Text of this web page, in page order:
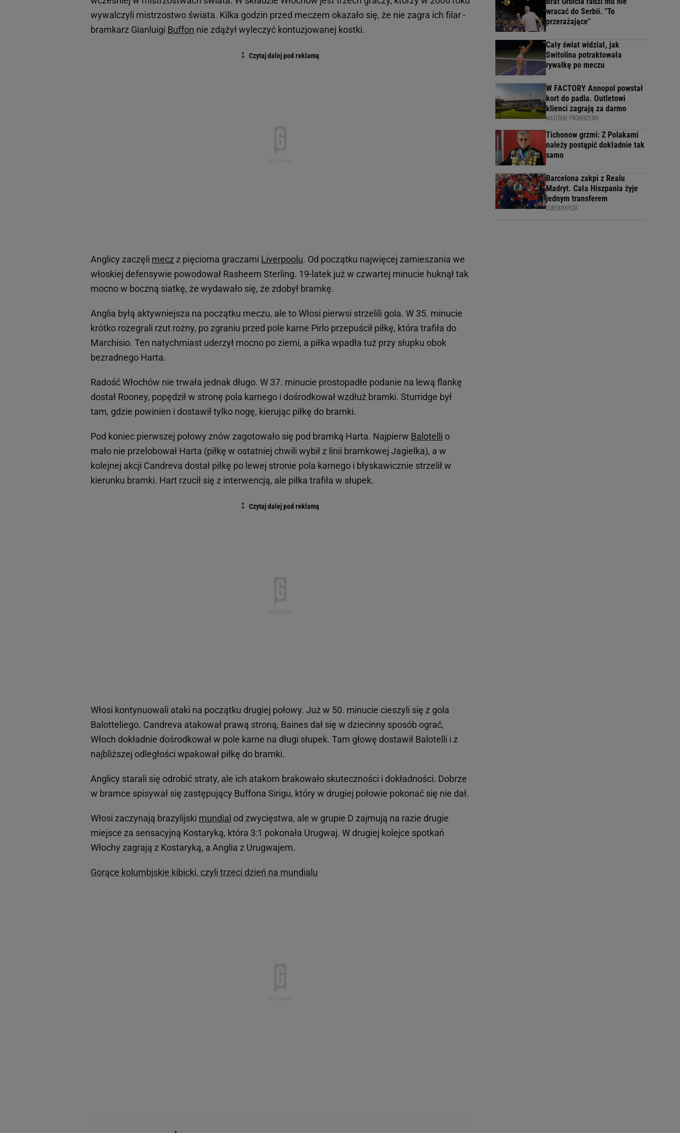
wywalczyli mistrzostwo świata. Kilka godzin przed meczem okazało się, że nie zagra ich filar -
bramkarz Gianluigi Buffon nie zdążył wyleczyć kontuzjowanej kostki.
Anglicy zaczęli mecz z pięcioma graczami Liverpoolu. Od początku najwięcej zamieszania we
włoskiej defensywie powodował Rasheem Sterling. 19-latek już w czwartej minucie huknął tak
mocno w boczną siatkę, że wydawało się, że zdobył bramkę.
Anglia byłą aktywniejsza na początku meczu, ale to Włosi pierwsi strzelili gola. W 35. minucie
krótko rozegrali rzut rożny, po zgraniu przed pole karne Pirlo przepuścił piłkę, która trafiła do
Marchisio. Ten natychmiast uderzył mocno po ziemi, a piłka wpadła tuż przy słupku obok
bezradnego Harta.
Radość Włochów nie trwała jednak długo. W 37. minucie prostopadłe podanie na lewą flankę
dostał Rooney, popędził w stronę pola karnego i dośrodkował wzdłuż bramki. Sturridge był
tam, gdzie powinien i dostawił tylko nogę, kierując piłkę do bramki.
Pod koniec pierwszej połowy znów zagotowało się pod bramką Harta. Najpierw Balotelli o
mało nie przelobował Harta (piłkę w ostatniej chwili wybił z linii bramkowej Jagielka), a w
kolejnej akcji Candreva dostał piłkę po lewej stronie pola karnego i błyskawicznie strzelił w
kierunku bramki. Hart rzucił się z interwencją, ale piłka trafiła w słupek.
Włosi kontynuowali ataki na początku drugiej połowy. Już w 50. minucie cieszyli się z gola
Balotteliego. Candreva atakował prawą stroną, Baines dał się w dziecinny sposób ograć,
Włoch dokładnie dośrodkował w pole karne na długi słupek. Tam głowę dostawił Balotelli i z
najbliższej odległości wpakował piłkę do bramki.
Anglicy starali się odrobić straty, ale ich atakom brakowało skuteczności i dokładności. Dobrze
w bramce spisywał się zastępujący Buffona Sirigu, który w drugiej połowie pokonać się nie dał.
Włosi zaczynają brazylijski mundial od zwycięstwa, ale w grupie D zajmują na razie drugie
miejsce za sensacyjną Kostaryką, która 3:1 pokonała Urugwaj. W drugiej kolejce spotkań
Włochy zagrają z Kostaryką, a Anglia z Urugwajem.
Gorące kolumbjskie kibicki, czyli trzeci dzień na mundialu
wracać do Serbii. "To
przerażające"
Cały świat widział, jak
Switolina potraktowała
rywalkę po meczu
W FACTORY Annopol powstał
kort do padla. Outletowi
klienci zagrają za darmo
MATERIAŁ PROMOCYJNY
Tichonow grzmi: Z Polakami
należy postąpić dokładnie tak
samo
Barcelona zakpi z Realu
Madryt. Cała Hiszpania żyje
jednym transferem
SUBSKRYPCJA